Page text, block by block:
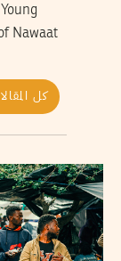
Nawaat
كل